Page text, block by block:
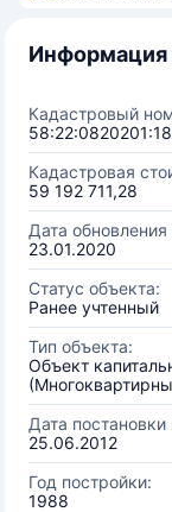
Информация
Кадастровый
Кадастровая
59 192 711,28
Дата
23.01.2020
Статус объекта:
Ранее учтенный
Тип объекта:
Объект
Дата постановки
25.06.2012
Год постройки:
1988